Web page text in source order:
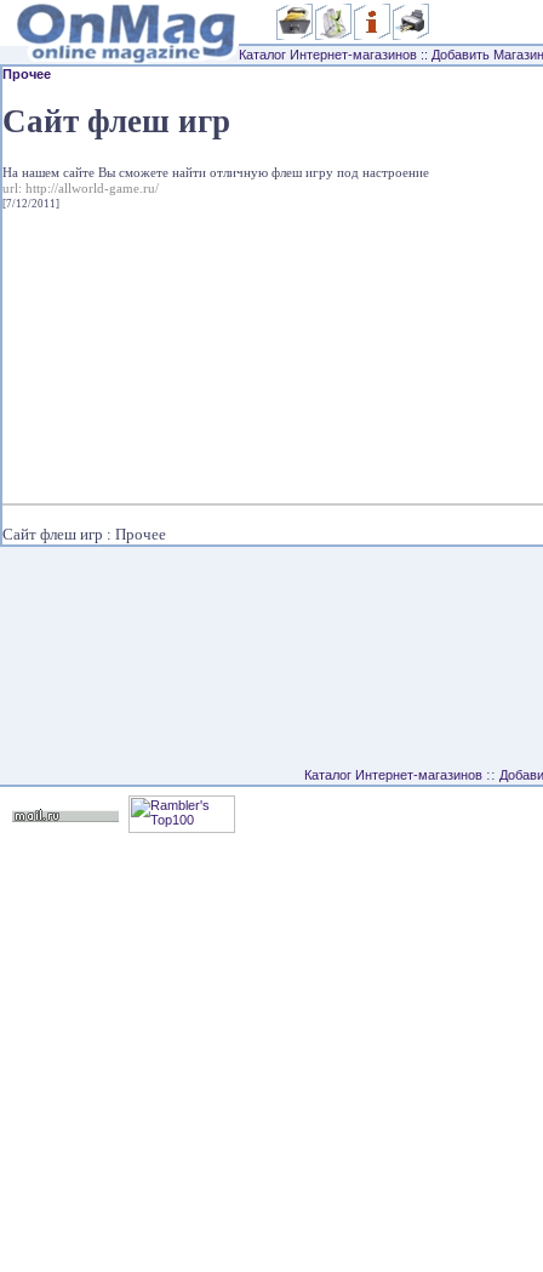
Каталог Интернет-магазинов :: Добавить Магазин
Прочее
Сайт флеш игр
На нашем сайте Вы сможете найти отличную флеш игру под настроение
url: http://allworld-game.ru/
[7/12/2011]
Сайт флеш игр : Прочее
Каталог Интернет-магазинов ::